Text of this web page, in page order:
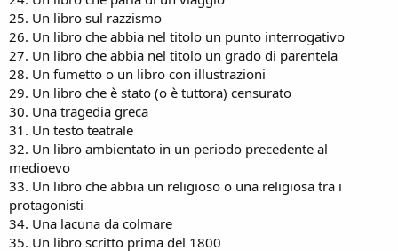
25. Un libro sul razzismo
26. Un libro che abbia nel titolo un punto interrogativo
27. Un libro che abbia nel titolo un grado di parentela
28. Un fumetto o un libro con illustrazioni
29. Un libro che è stato (o è tuttora) censurato
30. Una tragedia greca
31. Un testo teatrale
32. Un libro ambientato in un periodo precedente al
medioevo
33. Un libro che abbia un religioso o una religiosa tra i
protagonisti
34. Una lacuna da colmare
35. Un libro scritto prima del 1800